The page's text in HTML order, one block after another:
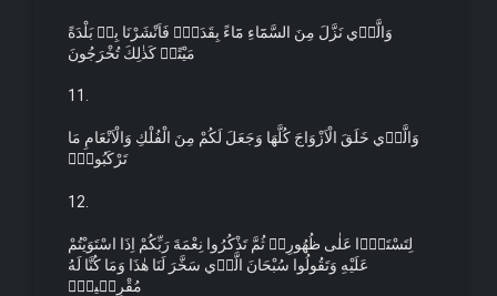
وَالَّذ۪ي نَزَّلَ مِنَ السَّمَٓاءِ مَٓاءً بِقَدَرٍۚ فَاَنْشَرْنَا بِه۪ بَلْدَةً
مَيْتًاۚ كَذٰلِكَ تُخْرَجُونَ
11.
وَالَّذ۪ي خَلَقَ الْاَزْوَاجَ كُلَّهَا وَجَعَلَ لَكُمْ مِنَ الْفُلْكِ وَالْاَنْعَامِ مَا
تَرْكَبُونَۙ
12.
لِتَسْتَوُ۫ا عَلٰى ظُهُورِه۪ ثُمَّ تَذْكُرُوا نِعْمَةَ رَبِّكُمْ اِذَا اسْتَوَيْتُمْ
عَلَيْهِ وَتَقُولُوا سُبْحَانَ الَّذ۪ي سَخَّرَ لَنَا هٰذَا وَمَا كُنَّا لَهُ
مُقْرِن۪ينَۙ